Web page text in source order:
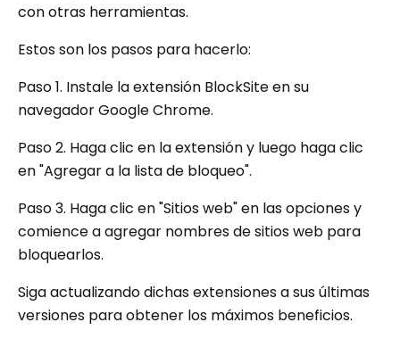
con otras herramientas.
Estos son los pasos para hacerlo:
Paso 1. Instale la extensión BlockSite en su
navegador Google Chrome.
Paso 2. Haga clic en la extensión y luego haga clic
en "Agregar a la lista de bloqueo".
Paso 3. Haga clic en "Sitios web" en las opciones y
comience a agregar nombres de sitios web para
bloquearlos.
Siga actualizando dichas extensiones a sus últimas
versiones para obtener los máximos beneficios.